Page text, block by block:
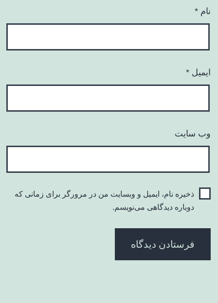
نام *
ایمیل *
وب‌ سایت
ذخیره نام، ایمیل و وبسایت من در مرورگر برای زمانی که
دوباره دیدگاهی می‌نویسم.